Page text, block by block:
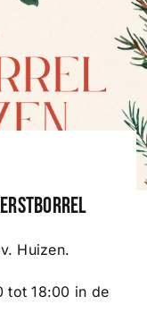
Huizen.
tot 18:00 in de